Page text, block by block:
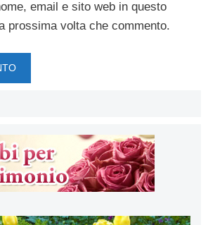
email e sito web in questo
prossima volta che commento.